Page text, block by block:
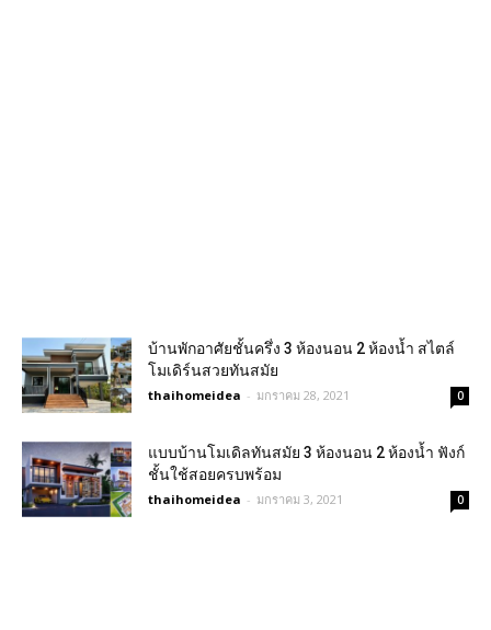
บ้านพักอาศัยชั้นครึ่ง 3 ห้องนอน 2 ห้องน้ำ สไตล์
โมเดิร์นสวยทันสมัย
thaihomeidea - มกราคม 28, 2021 0
แบบบ้านโมเดิลทันสมัย 3 ห้องนอน 2 ห้องน้ำ ฟังก์
ชั้นใช้สอยครบพร้อม
thaihomeidea - มกราคม 3, 2021 0